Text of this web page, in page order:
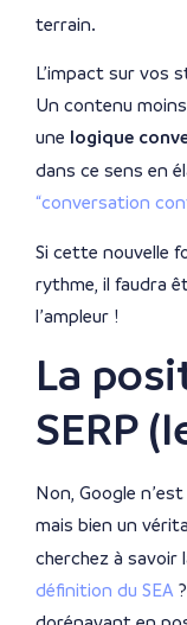
terrain.
L’impact sur vos
Un contenu
une logique
dans ce sens en
“conversation
Si cette nouvelle
rythme, il faudra
l’ampleur !
La
SERP
Non, Google
mais bien un
cherchez à savoir
définition du SEA